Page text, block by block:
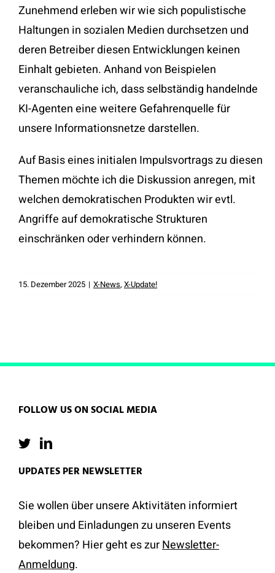
Zunehmend erleben wir wie sich populistische
Haltungen in sozialen Medien durchsetzen und
deren Betreiber diesen Entwicklungen keinen
Einhalt gebieten. Anhand von Beispielen
veranschauliche ich, dass selbständig handelnde
KI-Agenten eine weitere Gefahrenquelle für
unsere Informationsnetze darstellen.
Auf Basis eines initialen Impulsvortrags zu diesen
Themen möchte ich die Diskussion anregen, mit
welchen demokratischen Produkten wir evtl.
Angriffe auf demokratische Strukturen
einschränken oder verhindern können.
15. Dezember 2025 | X-News, X-Update!
FOLLOW US ON SOCIAL MEDIA
UPDATES PER NEWSLETTER
Sie wollen über unsere Aktivitäten informiert
bleiben und Einladungen zu unseren Events
bekommen? Hier geht es zurNewsletter-
Anmeldung.